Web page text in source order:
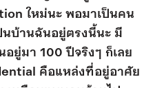
ใหม่นะ พอมาเป็นคน
นบ้านฉันอยู่ตรงนี้นะ มี
ยู่มา 100 ปีจริงๆ ก็เลย
คือแหล่งที่อยู่อาศัย